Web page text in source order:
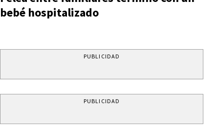
bebé hospitalizado
PUBLICIDAD
PUBLICIDAD